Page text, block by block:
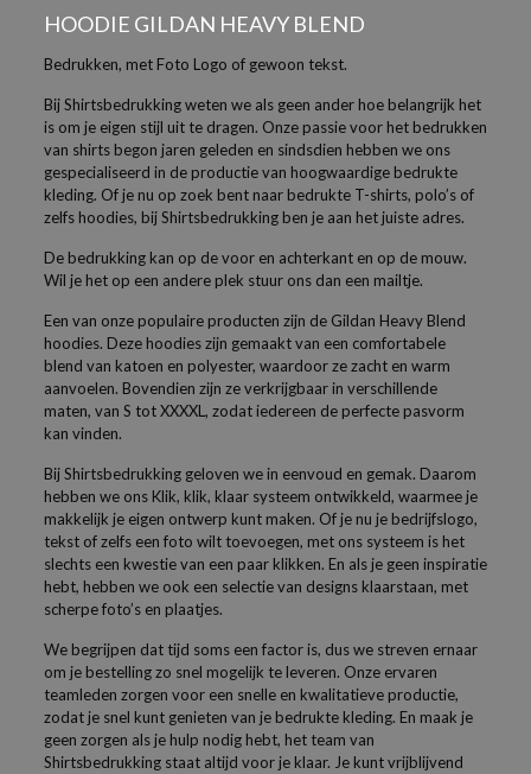
HOODIE GILDAN HEAVY BLEND
Bedrukken, met Foto Logo of gewoon tekst.
Bij Shirtsbedrukking weten we als geen ander hoe belangrijk het
is om je eigen stijl uit te dragen. Onze passie voor het bedrukken
van shirts begon jaren geleden en sindsdien hebben we ons
gespecialiseerd in de productie van hoogwaardige bedrukte
kleding. Of je nu op zoek bent naar bedrukte T-shirts, polo’s of
zelfs hoodies, bij Shirtsbedrukking ben je aan het juiste adres.
De bedrukking kan op de voor en achterkant en op de mouw.
Wil je het op een andere plek stuur ons dan een mailtje.
Een van onze populaire producten zijn de Gildan Heavy Blend
hoodies. Deze hoodies zijn gemaakt van een comfortabele
blend van katoen en polyester, waardoor ze zacht en warm
aanvoelen. Bovendien zijn ze verkrijgbaar in verschillende
maten, van S tot XXXXL, zodat iedereen de perfecte pasvorm
kan vinden.
Bij Shirtsbedrukking geloven we in eenvoud en gemak. Daarom
hebben we ons Klik, klik, klaar systeem ontwikkeld, waarmee je
makkelijk je eigen ontwerp kunt maken. Of je nu je bedrijfslogo,
tekst of zelfs een foto wilt toevoegen, met ons systeem is het
slechts een kwestie van een paar klikken. En als je geen inspiratie
hebt, hebben we ook een selectie van designs klaarstaan, met
scherpe foto’s en plaatjes.
We begrijpen dat tijd soms een factor is, dus we streven ernaar
om je bestelling zo snel mogelijk te leveren. Onze ervaren
teamleden zorgen voor een snelle en kwalitatieve productie,
zodat je snel kunt genieten van je bedrukte kleding. En maak je
geen zorgen als je hulp nodig hebt, het team van
Shirtsbedrukking staat altijd voor je klaar. Je kunt vrijblijvend